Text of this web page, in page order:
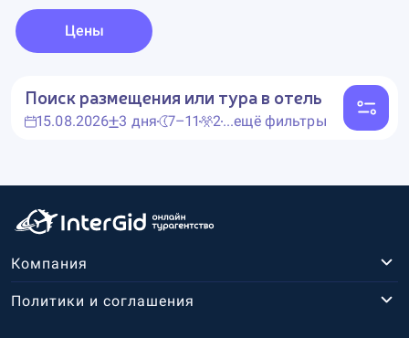
Цены
Поиск размещения или тура в отель
15.08.2026 3 дня 7–11 2...ещё фильтры
Компания
Политики и соглашения